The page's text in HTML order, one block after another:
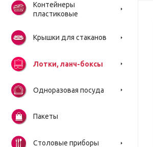
Контейнеры
пластиковые
Крышки для стаканов
Лотки, ланч-боксы
Одноразовая посуда
Пакеты
Столовые приборы